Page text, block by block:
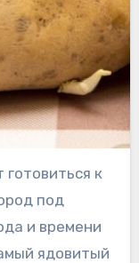
к
под
и времени
ядовитый